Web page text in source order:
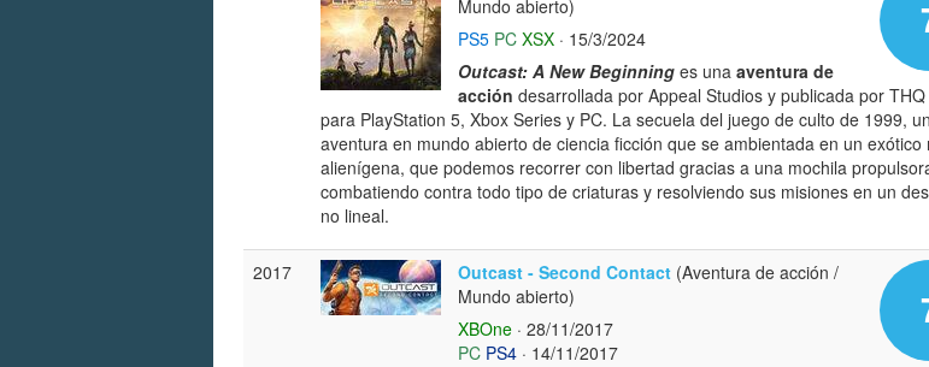
Mundo abierto)
PS5 PC XSX · 15/3/2024
Outcast: A New Beginning es una aventura de
acción desarrollada por Appeal Studios y publicada por
para PlayStation 5, Xbox Series y PC. La secuela del juego de culto de 1999,
aventura en mundo abierto de ciencia ficción que se ambientada en un exótico
alienígena, que podemos recorrer con libertad gracias a una mochila
combatiendo contra todo tipo de criaturas y resolviendo sus misiones en un
no lineal.
2017 Outcast - Second Contact (Aventura de acción /
Mundo abierto)
XBOne · 28/11/2017
PC PS4 · 14/11/2017